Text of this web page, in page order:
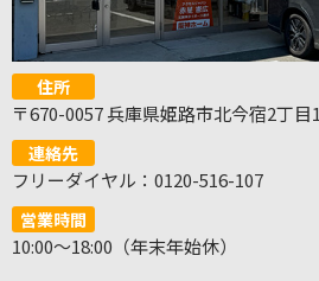
住所
〒670-0057 兵庫県姫路市北今宿2丁
連絡先
フリーダイヤル：0120-516-107
営業時間
10:00～18:00（年末年始休）